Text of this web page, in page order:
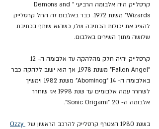
קרסלייק היה אלבומה הרביעי "Demons and
Wizards" משנת 1972. כבר באלבום זה החל קרסלייק
להציג את יכולות הכתיבה שלו, כשהוא שותף בכתיבת
שלושה מתוך השירים באלבום.
"Fallen Angel" משנת 1978, אך הוא ישוב ללהקה כבר
באלבומה ה- 14 "Abominog" משנת 1982 וימשיך
לשחרר עמה אלבומים עד שנת 1998 אז שוחרר
אלבומה ה- 20 "Sonic Origami".
בשנת 1980 הצטרף קרסלייק להרכב הראשון של
Ozzy